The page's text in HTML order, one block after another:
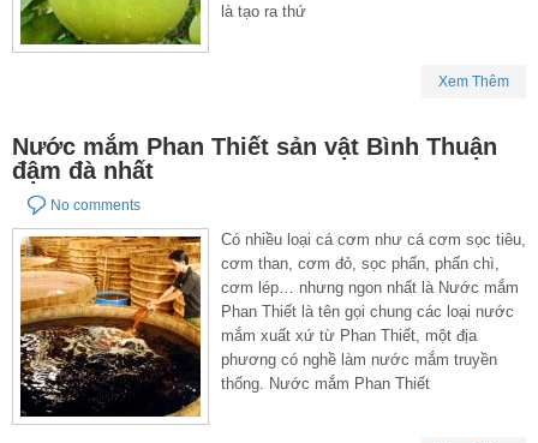
là tạo ra thứ
Xem Thêm
Nước mắm Phan Thiết sản vật Bình Thuận
đậm đà nhất
No comments
Có nhiều loại cá cơm như cá cơm sọc tiêu,
cơm than, cơm đỏ, sọc phấn, phấn chì,
cơm lép… nhưng ngon nhất là Nước mắm
Phan Thiết là tên gọi chung các loại nước
mắm xuất xứ từ Phan Thiết, một địa
phương có nghề làm nước mắm truyền
thống. Nước mắm Phan Thiết